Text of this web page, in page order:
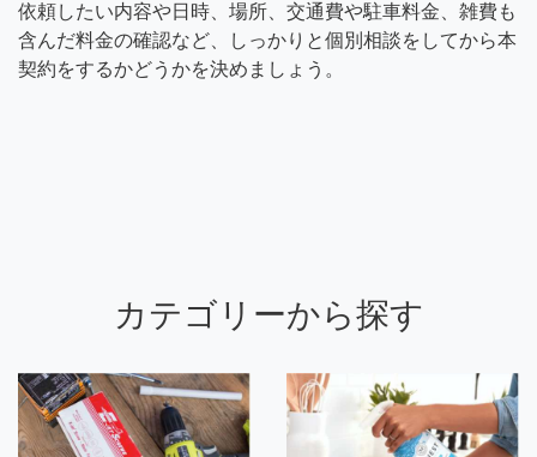
依頼したい内容や日時、場所、交通費や駐車料金、雑費も
含んだ料金の確認など、しっかりと個別相談をしてから本
契約をするかどうかを決めましょう。
カテゴリーから探す